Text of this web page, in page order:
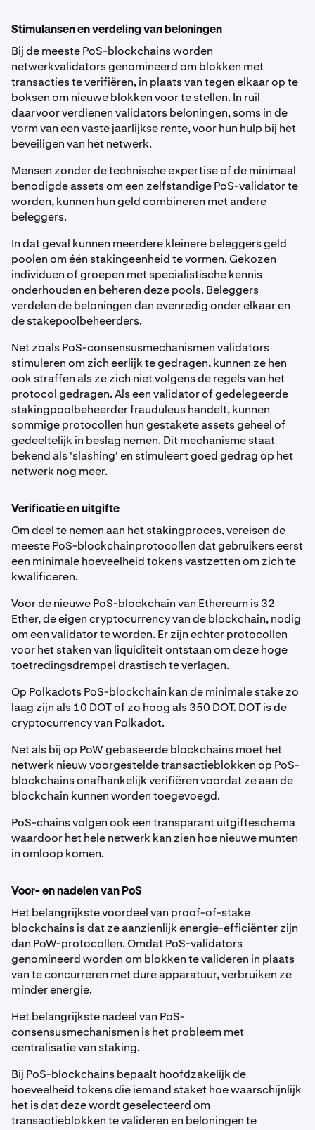
Stimulansen en verdeling van beloningen
Bij de meeste PoS-blockchains worden
netwerkvalidators genomineerd om blokken met
transacties te verifiëren, in plaats van tegen elkaar op te
boksen om nieuwe blokken voor te stellen. In ruil
daarvoor verdienen validators beloningen, soms in de
vorm van een vaste jaarlijkse rente, voor hun hulp bij het
beveiligen van het netwerk.
Mensen zonder de technische expertise of de minimaal
benodigde assets om een zelfstandige PoS-validator te
worden, kunnen hun geld combineren met andere
beleggers.
In dat geval kunnen meerdere kleinere beleggers geld
poolen om één stakingeenheid te vormen. Gekozen
individuen of groepen met specialistische kennis
onderhouden en beheren deze pools. Beleggers
verdelen de beloningen dan evenredig onder elkaar en
de stakepoolbeheerders.
Net zoals PoS-consensusmechanismen validators
stimuleren om zich eerlijk te gedragen, kunnen ze hen
ook straffen als ze zich niet volgens de regels van het
protocol gedragen. Als een validator of gedelegeerde
stakingpoolbeheerder frauduleus handelt, kunnen
sommige protocollen hun gestakete assets geheel of
gedeeltelijk in beslag nemen. Dit mechanisme staat
bekend als 'slashing' en stimuleert goed gedrag op het
netwerk nog meer.
Verificatie en uitgifte
Om deel te nemen aan het stakingproces, vereisen de
meeste PoS-blockchainprotocollen dat gebruikers eerst
een minimale hoeveelheid tokens vastzetten om zich te
kwalificeren.
Voor de nieuwe PoS-blockchain van Ethereum is 32
Ether, de eigen cryptocurrency van de blockchain, nodig
om een validator te worden. Er zijn echter protocollen
voor het staken van liquiditeit ontstaan om deze hoge
toetredingsdrempel drastisch te verlagen.
Op Polkadots PoS-blockchain kan de minimale stake zo
laag zijn als 10 DOT of zo hoog als 350 DOT. DOT is de
cryptocurrency van Polkadot.
Net als bij op PoW gebaseerde blockchains moet het
netwerk nieuw voorgestelde transactieblokken op PoS-
blockchains onafhankelijk verifiëren voordat ze aan de
blockchain kunnen worden toegevoegd.
PoS-chains volgen ook een transparant uitgifteschema
waardoor het hele netwerk kan zien hoe nieuwe munten
in omloop komen.
Voor- en nadelen van PoS
Het belangrijkste voordeel van proof-of-stake
blockchains is dat ze aanzienlijk energie-efficiënter zijn
dan PoW-protocollen. Omdat PoS-validators
genomineerd worden om blokken te valideren in plaats
van te concurreren met dure apparatuur, verbruiken ze
minder energie.
Het belangrijkste nadeel van PoS-
consensusmechanismen is het probleem met
centralisatie van staking.
Bij PoS-blockchains bepaalt hoofdzakelijk de
hoeveelheid tokens die iemand staket hoe waarschijnlijk
het is dat deze wordt geselecteerd om
transactieblokken te valideren en beloningen te